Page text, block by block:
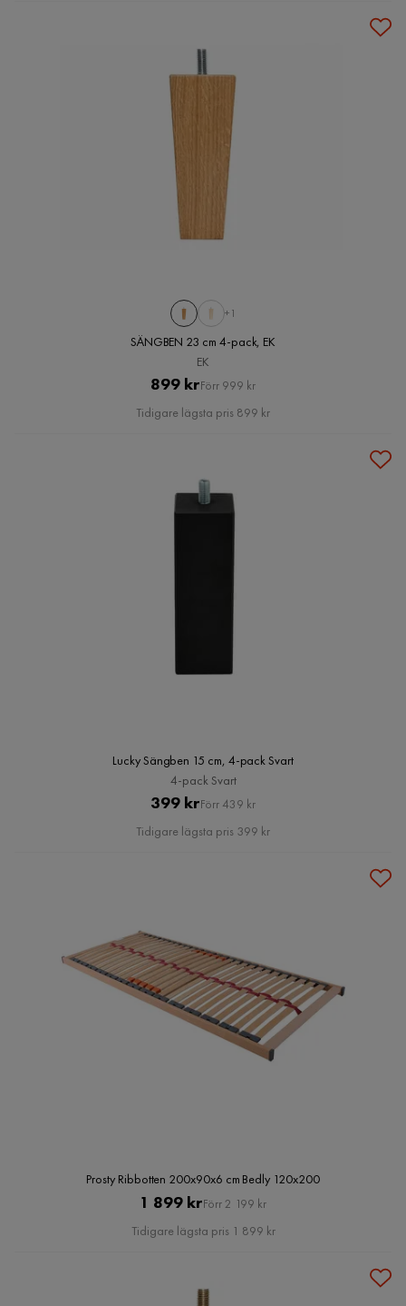
+1
SÄNGBEN 23 cm 4-pack, EK
EK
Pris
899 krOriginal
Pris
Förr 999 kr
Tidigare lägsta pris 899 kr
Lucky Sängben 15 cm, 4-pack Svart
4-pack Svart
Pris
399 krOriginal
Pris
Förr 439 kr
Tidigare lägsta pris 399 kr
Prosty Ribbotten 200x90x6 cm Bedly 120x200
Pris
1 899 krOriginal
Pris
Förr 2 199 kr
Tidigare lägsta pris 1 899 kr